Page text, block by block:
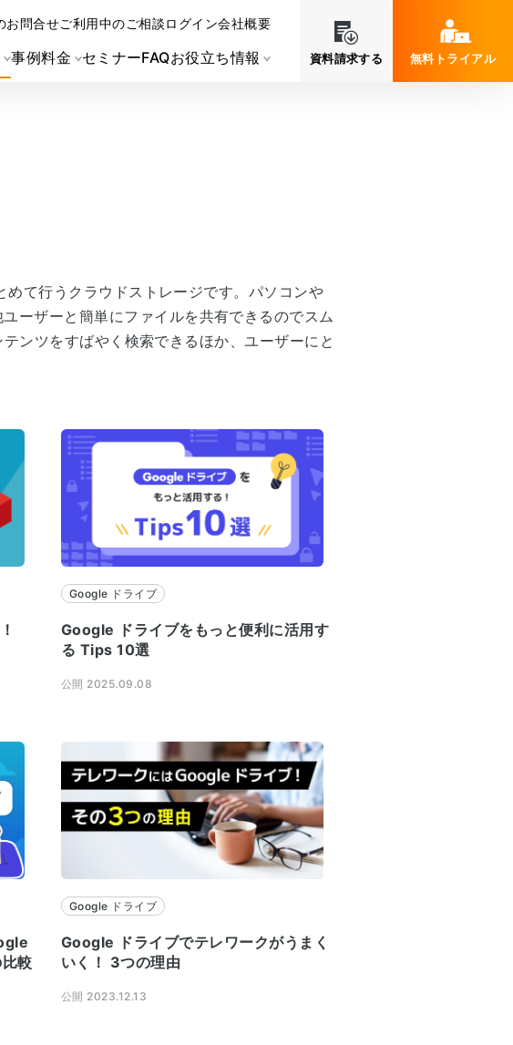
事例料金 セミナーFAQお役立ち情報
お問合せご利用中のご相談ログイン会社概要
資料請求する 無料トライアル
て行うクラウドストレージです。パソコンや
ーザーと簡単にファイルを共有できるのでスム
ンツをすばやく検索できるほか、ユーザーにと
Google ドライブ
Google ドライブをもっと便利に活用す
る Tips 10選
公開 2025.09.08
較
Google ドライブ
Google ドライブでテレワークがうまく
いく！ 3つの理由
公開 2023.12.13